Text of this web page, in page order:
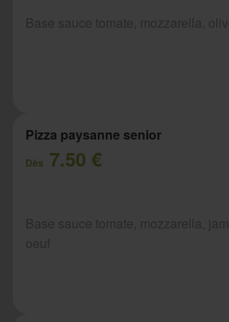
Pizza paysanne senior
Dès 7.50 €